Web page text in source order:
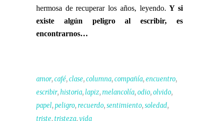
hermosa de recuperar los años, leyendo.Y si
existe algún peligro al escribir, es
encontrarnos…
amor,café,clase,columna,compañía,encuentro,
escribir,historia,lapiz,melancolía,odio,olvido,
papel,peligro,recuerdo,sentimiento,soledad,
triste,tristeza,vida